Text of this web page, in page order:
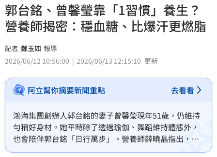
郭台銘、曾馨瑩靠「1習慣」養生？
營養師揭密：穩血糖、比爆汗更燃脂
記者 鄭玉如 報導
2026/06/12 10:56:00
2026/06/13 12:15:10 更新
阿立幫你摘要新聞重點 去看看
鴻海集團創辦人郭台銘的妻子曾馨瑩現年51歲，仍維持
勻稱好身材。她平時除了透過瑜伽、舞蹈維持體態外，
也會陪伴郭台銘「日行萬步」。營養師薛曉晶指出，許
多人面臨體重停滯或血糖波動大的問題，往往不是缺乏